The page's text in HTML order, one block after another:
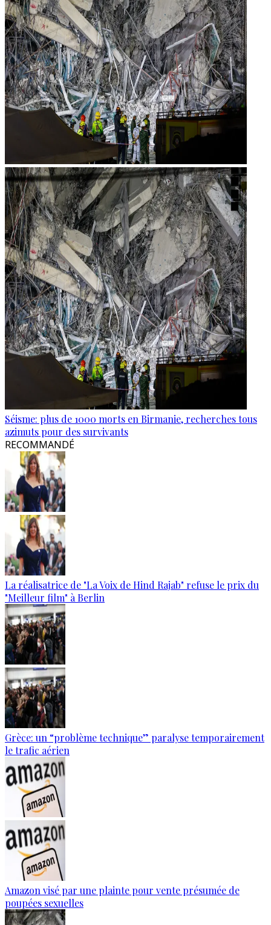
Séisme: plus de 1000 morts en Birmanie, recherches tous
azimuts pour des survivants
RECOMMANDÉ
La réalisatrice de "La Voix de Hind Rajab" refuse le prix du
"Meilleur film" à Berlin
Grèce: un “problème technique” paralyse temporairement
le trafic aérien
Amazon visé par une plainte pour vente présumée de
poupées sexuelles